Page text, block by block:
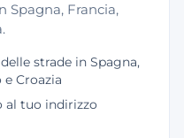
Spagna, Francia,
strade in Spagna,
Croazia
al tuo indirizzo